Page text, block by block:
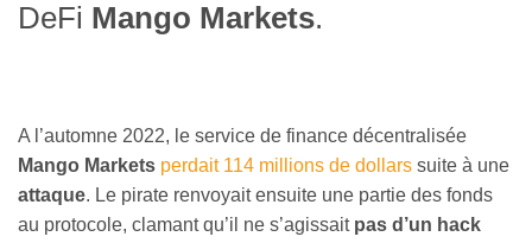
DeFi Mango Markets.
A l’automne 2022, le service de finance décentralisée
Mango Markets perdait 114 millions de dollars suite à une
attaque. Le pirate renvoyait ensuite une partie des fonds
au protocole, clamant qu’il ne s’agissaitpas d’un hack